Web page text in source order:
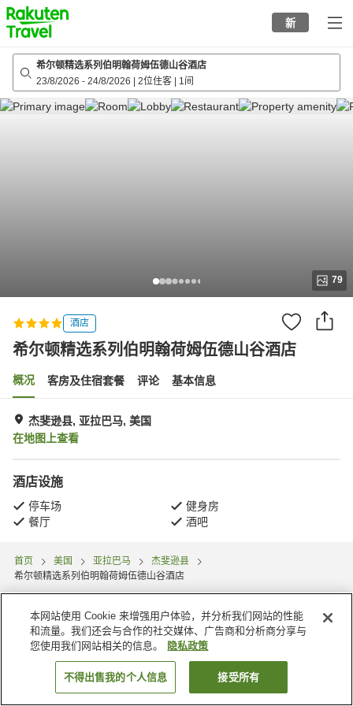
to
top
page
新
希尔顿精选系列伯明翰荷姆伍德山谷酒店
23/8/2026 - 24/8/2026 2位住客 1间
79
酒店
希尔顿精选系列伯明翰荷姆伍德山谷酒店
概况 客房及住宿套餐 评论 基本信息
杰斐逊县, 亚拉巴马, 美国
在地图上查看
酒店设施
停车场
健身房
餐厅
酒吧
首页 美国 亚拉巴马
杰斐逊县
希尔顿精选系列伯明翰荷姆伍德山谷酒店
搜索客房
本网站使用 Cookie 来增强用户体验，并分析我们网站的性能
和流量。我们还会与合作的社交媒体、广告商和分析商分享与
您使用我们网站相关的信息。
隐私政策
不得出售我的个人信息 接受所有